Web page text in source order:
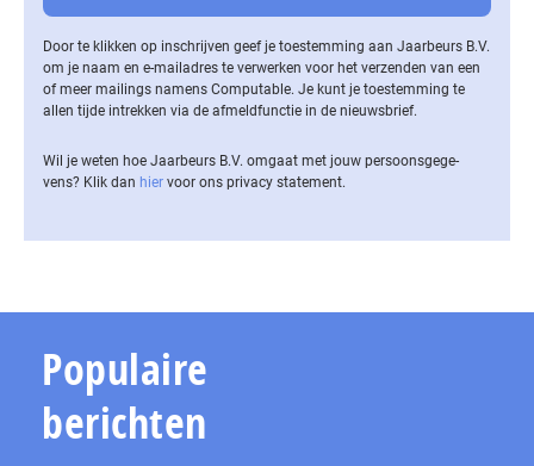
Door te klikken op inschrijven geef je toestemming aan Jaarbeurs B.V.
om je naam en e-mailadres te verwerken voor het verzenden van een
of meer mailings namens Computable. Je kunt je toestemming te
allen tijde intrekken via de af­meld­func­tie in de nieuwsbrief.
Wil je weten hoe Jaarbeurs B.V. omgaat met jouw per­soons­ge­ge­
vens? Klik dan hier voor ons privacy statement.
Populaire
berichten